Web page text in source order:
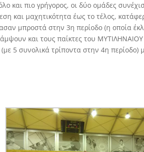
και πιο γρήγορος, οι δύο ομάδες
και μαχητικότητα έως το τέλος,
μπροστά στην 3η περίοδο (η οποία
και τους παίκτες του
5 συνολικά τρίποντα στην 4η